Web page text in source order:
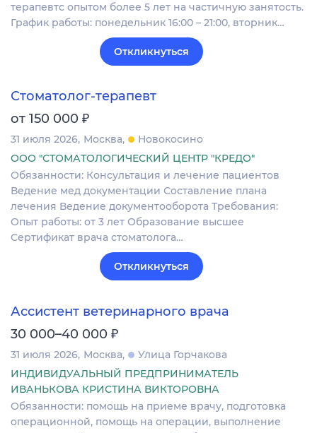
терапевтс опытом более 5 лет на частичную занятость.
График работы: понедельник 16:00 – 21:00, вторник…
Откликнуться
Стоматолог-терапевт
от 150 000 ₽
31 июля 2026 Москва
Новокосино
ООО "СТОМАТОЛОГИЧЕСКИЙ ЦЕНТР "КРЕДО"
Обязанности: Консультация и лечение пациентов
Ведение мед документации Составление плана
лечения Ведение документооборота Требования:
Опыт работы: от 3 лет Образование высшее
Сертификат врача стоматолога…
Откликнуться
Ассистент ветеринарного врача
30 000–40 000 ₽
31 июля 2026 Москва
Улица Горчакова
ИНДИВИДУАЛЬНЫЙ ПРЕДПРИНИМАТЕЛЬ
ИВАНЬКОВА КРИСТИНА ВИКТОРОВНА
Обязанности: помощь на приеме врачу, подготовка
операционной, помощь на операции, выполнение